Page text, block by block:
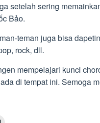
setelah sering
Bảo.
teman juga bisa
rock, dll.
mempelajari kunci
di tempat ini. Semoga